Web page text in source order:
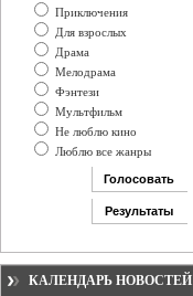
Приключения
Для взрослых
Драма
Мелодрама
Фэнтези
Мультфильм
Не люблю кино
Люблю все жанры
КАЛЕНДАРЬ НОВОСТЕЙ